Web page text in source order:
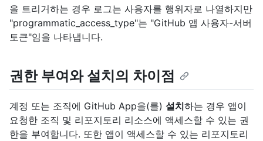
을 트리거하는 경우 로그는 사용자를 행위자로 나열하지만
"programmatic_access_type"는 "GitHub 앱 사용자-서버
토큰"임을 나타냅니다.
권한 부여와 설치의 차이점
계정 또는 조직에 GitHub App을(를) 설치하는 경우 앱이
요청한 조직 및 리포지토리 리소스에 액세스할 수 있는 권
한을 부여합니다. 또한 앱이 액세스할 수 있는 리포지토리